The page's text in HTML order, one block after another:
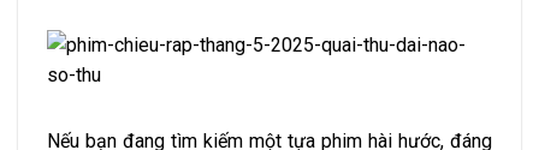
Nếu bạn đang tìm kiếm một tựa phim hài hước, đáng